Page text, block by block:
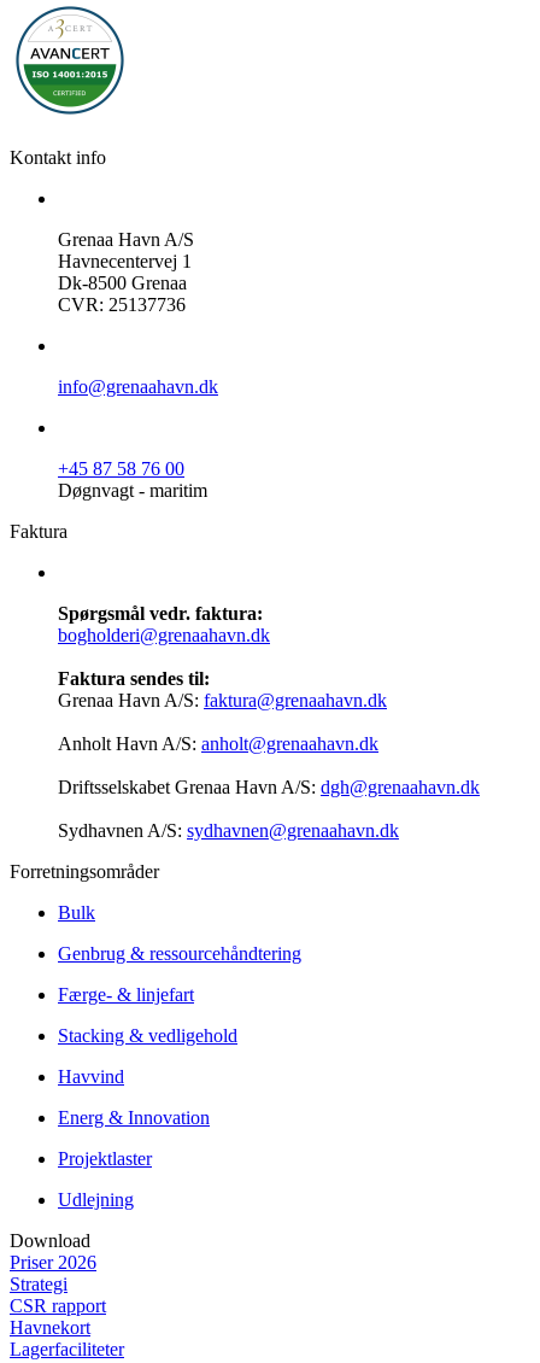
Kontakt info
Grenaa Havn A/S
Havnecentervej 1
Dk-8500 Grenaa
CVR: 25137736
info@grenaahavn.dk
+45 87 58 76 00
Døgnvagt - maritim
Faktura
Spørgsmål vedr. faktura:
bogholderi@grenaahavn.dk
Faktura sendes til:
Grenaa Havn A/S: faktura@grenaahavn.dk
Anholt Havn A/S: anholt@grenaahavn.dk
Driftsselskabet Grenaa Havn A/S: dgh@grenaahavn.dk
Sydhavnen A/S: sydhavnen@grenaahavn.dk
Forretningsområder
Bulk
Genbrug & ressourcehåndtering
Færge- & linjefart
Stacking & vedligehold
Havvind
Energ & Innovation
Projektlaster
Udlejning
Download
Priser 2026
Strategi
CSR rapport
Havnekort
Lagerfaciliteter